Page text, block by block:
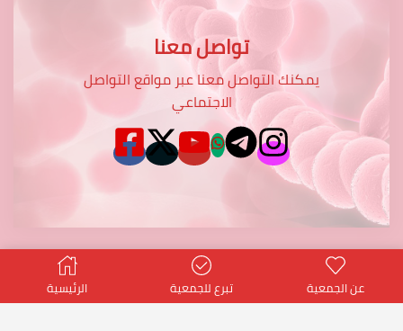
تواصل معنا
يمكنك التواصل معنا عبر مواقع التواصل
الاجتماعي
© Created by potentialtop- Power PT Co.
الرئيسية تبرع للجمعية عن الجمعية